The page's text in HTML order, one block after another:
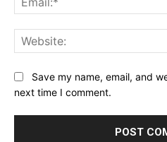
Save my name, email, and
next time I comment.